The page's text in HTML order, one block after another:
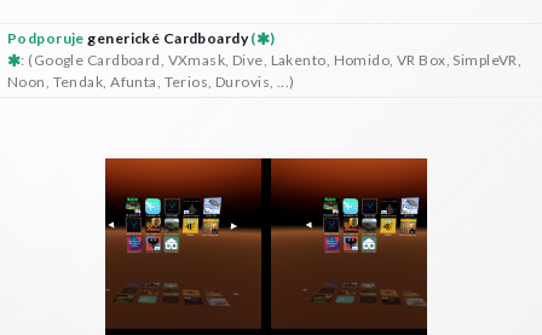
Podporujegenerické Cardboardy(
)
: (Google Cardboard, VXmask, Dive, Lakento, Homido, VR Box, SimpleVR,
Noon, Tendak, Afunta, Terios, Durovis, ...)